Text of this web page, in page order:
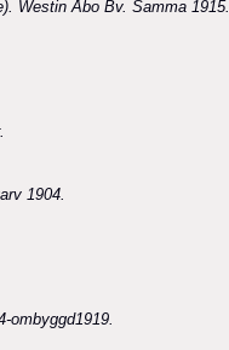
Westin Åbo Bv. Samma 1915.
1904.
ombyggd1919.